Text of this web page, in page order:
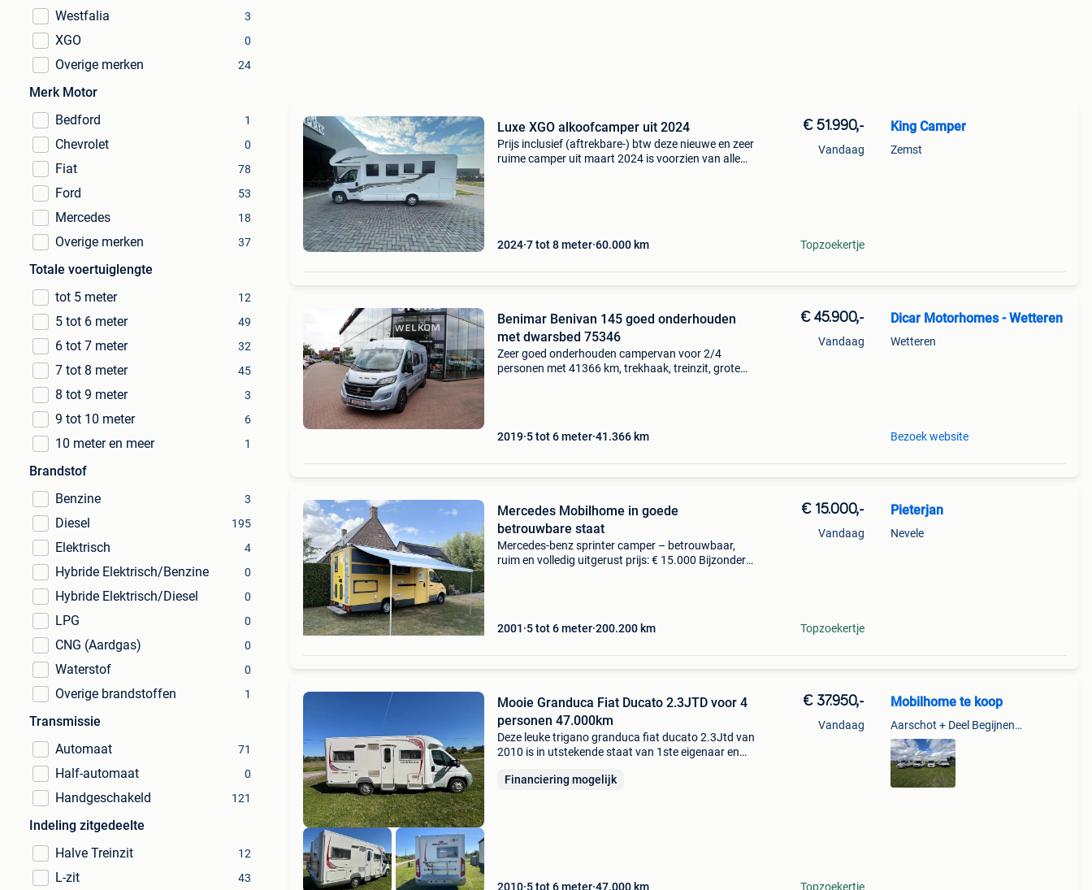
Westfalia 3
XGO 0
Overige merken 24
Merk Motor
Bedford
1
Chevrolet 0
Fiat 78
Ford 53
Mercedes 18
Overige merken 37
Totale voertuiglengte
tot 5 meter
12
5 tot 6 meter 49
6 tot 7 meter 32
7 tot 8 meter 45
8 tot 9 meter 3
9 tot 10 meter 6
10 meter en meer 1
Brandstof
Benzine
3
Diesel 195
Elektrisch 4
Hybride Elektrisch/Benzine 0
Hybride Elektrisch/Diesel 0
LPG 0
CNG (Aardgas) 0
Waterstof 0
Overige brandstoffen 1
Transmissie
Automaat
71
Half-automaat 0
Handgeschakeld 121
Indeling zitgedeelte
Halve Treinzit
12
L-zit 43
Luxe XGO alkoofcamper uit 2024
Prijs inclusief (aftrekbare-) btw deze nieuwe en zeer
ruime camper uit maart 2024 is voorzien van alle
2024 7 tot 8 meter 60.000 km
€ 51.990,-
Vandaag
Topzoekertje
King Camper
Zemst
Benimar Benivan 145 goed onderhouden
met dwarsbed 75346
Zeer goed onderhouden campervan voor 2/4
personen met 41366 km, trekhaak, treinzit, grote
2019 5 tot 6 meter 41.366 km
€ 45.900,-
Vandaag
Dicar Motorhomes - Wetteren
Wetteren
Bezoek website
Mercedes Mobilhome in goede
betrouwbare staat
Mercedes-benz sprinter camper – betrouwbaar,
ruim en volledig uitgerust prijs: € 15.000 Bijzonder
2001 5 tot 6 meter 200.200 km
€ 15.000,-
Vandaag
Topzoekertje
Pieterjan
Nevele
Mooie Granduca Fiat Ducato 2.3JTD voor 4
personen 47.000km
Deze leuke trigano granduca fiat ducato 2.3Jtd van
2010 is in utstekende staat van 1ste eigenaar en
Euro 4 130pk geleverd met keuring verkoop en
Financiering mogelijk
2010 5 tot 6 meter 47.000 km
€ 37.950,-
Vandaag
Topzoekertje
Mobilhome te koop
Aarschot + Deel Begijnendijk